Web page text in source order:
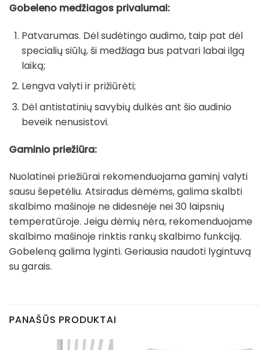
Gobeleno medžiagos privalumai:
Patvarumas. Dėl sudėtingo audimo, taip pat dėl
specialių siūlų, ši medžiaga bus patvari labai ilgą
laiką;
Lengva valyti ir prižiūrėti;
Dėl antistatinių savybių dulkės ant šio audinio
beveik nenusistovi.
Gaminio priežiūra:
Nuolatinei priežiūrai rekomenduojama gaminį valyti
sausu šepetėliu. Atsiradus dėmėms, galima skalbti
skalbimo mašinoje ne didesnėje nei 30 laipsnių
temperatūroje. Jeigu dėmių nėra, rekomenduojame
skalbimo mašinoje rinktis rankų skalbimo funkciją.
Gobeleną galima lyginti. Geriausia naudoti lygintuvą
su garais.
PANAŠŪS PRODUKTAI